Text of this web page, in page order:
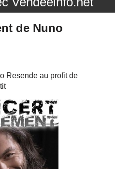
de Nuno
Resende au profit de